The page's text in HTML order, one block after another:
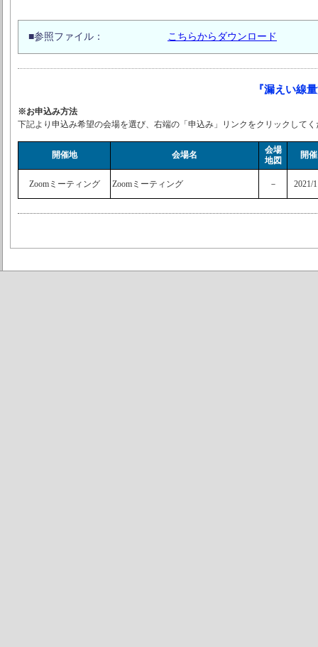
■参照ファイル： こちらからダウンロード
『漏えい線
※お申込み方法
下記より申込み希望の会場を選び、右端の「申込み」リンクをクリックしてく
開催地 会場名
会場
地図
開
Zoomミーティング Zoomミーティング － 2021/